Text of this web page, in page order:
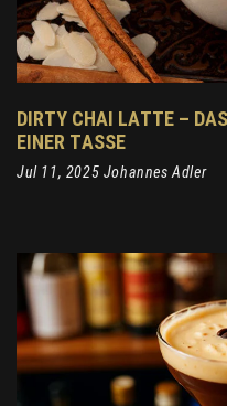
DIRTY CHAI LATTE –
EINER TASSE
Jul 11, 2025 Johannes Adler